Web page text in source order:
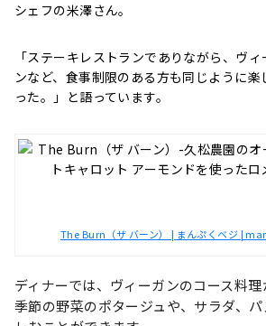
シェフの米澤さん。
「ステーキレストランでありながら、ヴ
ンなど、食事制限のある方も同じように楽
った。」と語っています。
The Burn（ザ バーン） | まんぷくベジ |
ディナーでは、ヴィーガンのコース料理
季節の野菜のポタージュや、サラダ、